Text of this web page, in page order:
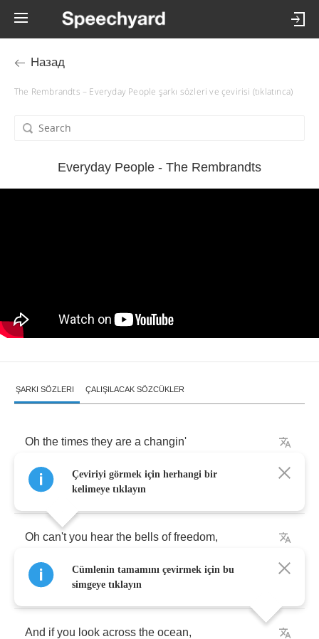
Назад
The Rembrandts – Everyday People şarkı sözleri ve çevirisi (tıklatınca)
Everyday People - The Rembrandts
ŞARKI SÖZLERI ÇALIŞILACAK SÖZCÜKLER
Oh the times they are a changin'
can feel it in the air
Oh can't you hear the bells of freedom,
ringin' everywhere?
And if you look across the ocean,
Çeviriyi görmek için herhangi bir
kelimeye tıklayın
Cümlenin tamamını çevirmek için bu
simgeye tıklayın